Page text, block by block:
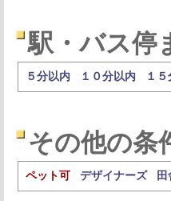
駅・バス停
５分以内 １０分以内 １
その他の条
ペット可 デザイナーズ 田